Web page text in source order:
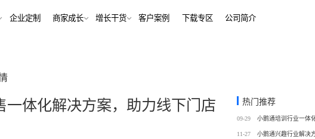
客
频号抖音快手工具，流量沉
私域运营
私域增长利器，助力私域获客/培育/
解决方案
经行业
转化、AI+——12000+金融
共同选择
培训机构私域销转一站式解决方案
训
企业定制 商家成长
帮助中心
增长干货 客户案例
一体化解决方案，助力线下门店
热门推荐
09-29
11-27